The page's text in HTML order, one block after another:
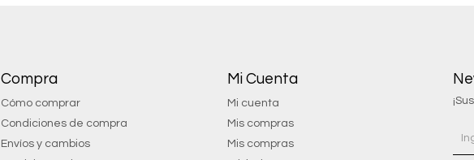
Compra
Cómo comprar
Condiciones de compra
Envíos y cambios
Mi Cuenta
Mi cuenta
Mis compras
Mis compras